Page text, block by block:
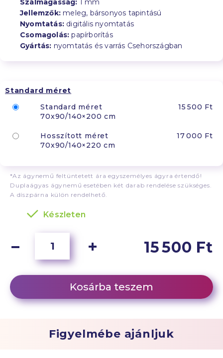
Szálmagasság: 1 mm
Jellemzők: meleg, bársonyos tapintású
Nyomtatás: digitális nyomtatás
Csomagolás: papírborítás
Gyártás: nyomtatás és varrás Csehországban
Standard méret
Standard méret
70x90/140×200 cm
15 500 Ft
Hosszított méret
70x90/140×220 cm
17 000 Ft
*Az ágynemű feltüntetett ára egyszemélyes ágyra értendő!
Duplaágyas ágynemű esetében két darab rendelése szükséges.
A díszpárna külön rendelhető.
Készleten
15 500 Ft
Kosárba teszem
Figyelmébe ajánljuk